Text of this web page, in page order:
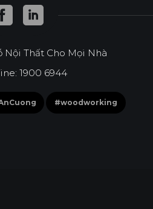
Nội Thất Cho Mọi Nhà
1900 6944
#woodworking